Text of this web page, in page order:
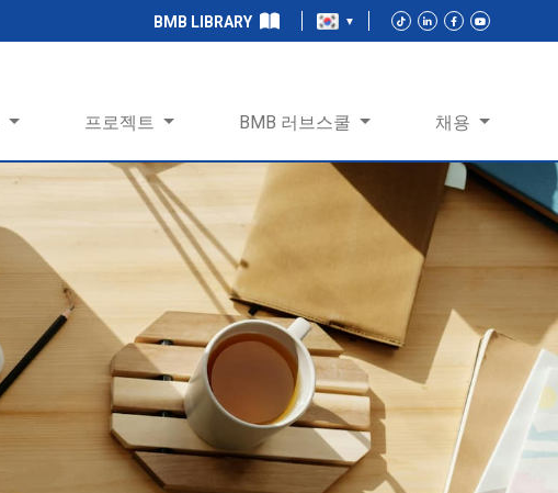
BMB LIBRARY
프로젝트 BMB 러브스쿨 채용